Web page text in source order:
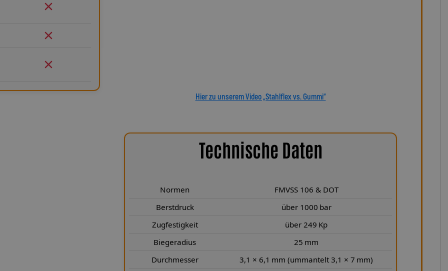
Hier zu unserem Video „Stahlflex vs. Gummi“
Technische Daten
Normen
FMVSS 106 & DOT
Berstdruck
über 1000 bar
Zugfestigkeit
über 249 Kp
Biegeradius
25 mm
Durchmesser
3,1 × 6,1 mm (ummantelt 3,1 × 7 mm)